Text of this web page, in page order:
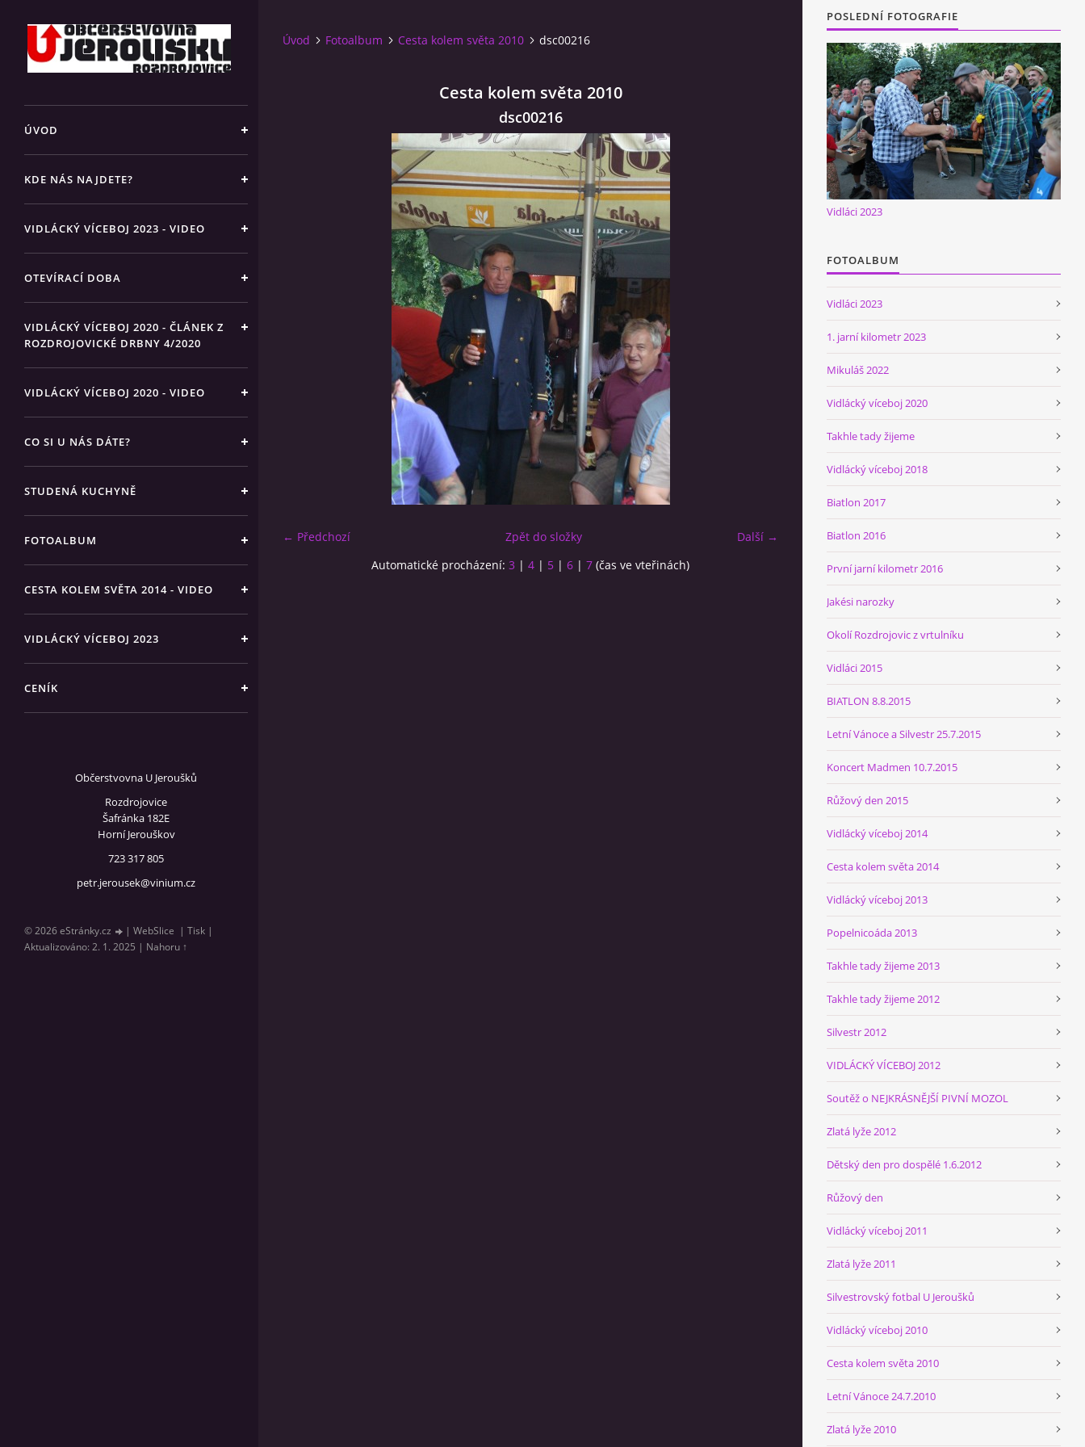
ÚVOD
KDE NÁS NAJDETE?
VIDLÁCKÝ VÍCEBOJ 2023 - VIDEO
OTEVÍRACÍ DOBA
VIDLÁCKÝ VÍCEBOJ 2020 - ČLÁNEK Z
ROZDROJOVICKÉ DRBNY 4/2020
VIDLÁCKÝ VÍCEBOJ 2020 - VIDEO
CO SI U NÁS DÁTE?
STUDENÁ KUCHYNĚ
FOTOALBUM
CESTA KOLEM SVĚTA 2014 - VIDEO
VIDLÁCKÝ VÍCEBOJ 2023
CENÍK
Občerstvovna U Jeroušků
Rozdrojovice
Šafránka 182E
Horní Jerouškov
723 317 805
petr.jerousek@vinium.cz
© 2026 eStránky.cz | WebSlice | Tisk |
Aktualizováno: 2. 1. 2025 | Nahoru ↑
Úvod Fotoalbum Cesta kolem světa 2010 dsc00216
Cesta kolem světa 2010
dsc00216
← Předchozí Další →
Zpět do složky
Automatické procházení: 3 | 4 | 5 | 6 | 7 (čas ve vteřinách)
POSLEDNÍ FOTOGRAFIE
Vidláci 2023
FOTOALBUM
Vidláci 2023
1. jarní kilometr 2023
Mikuláš 2022
Vidlácký víceboj 2020
Takhle tady žijeme
Vidlácký víceboj 2018
Biatlon 2017
Biatlon 2016
První jarní kilometr 2016
Jakési narozky
Okolí Rozdrojovic z vrtulníku
Vidláci 2015
BIATLON 8.8.2015
Letní Vánoce a Silvestr 25.7.2015
Koncert Madmen 10.7.2015
Růžový den 2015
Vidlácký víceboj 2014
Cesta kolem světa 2014
Vidlácký víceboj 2013
Popelnicoáda 2013
Takhle tady žijeme 2013
Takhle tady žijeme 2012
Silvestr 2012
VIDLÁCKÝ VÍCEBOJ 2012
Soutěž o NEJKRÁSNĚJŠÍ PIVNÍ MOZOL
Zlatá lyže 2012
Dětský den pro dospělé 1.6.2012
Růžový den
Vidlácký víceboj 2011
Zlatá lyže 2011
Silvestrovský fotbal U Jeroušků
Vidlácký víceboj 2010
Cesta kolem světa 2010
Letní Vánoce 24.7.2010
Zlatá lyže 2010